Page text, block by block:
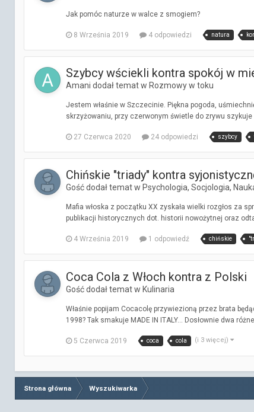
Jak pomóc naturze w walce z smogiem?
8 Września 2019 4 odpowiedzi natura
Szybcy wściekli kontra spokój w
Amani dodał temat w Rozmowy w toku
Jestem właśnie w Szczecinie. Piękna pogoda,
skrzyżowaniu, przy czerwonym świetle do zrywu
27 Czerwca 2020 24 odpowiedzi szybcy
Chińskie "triady" kontra
Gość dodał temat w Psychologia, Socjologia,
Mafia włoska z początku XX zyskała wielki rozgłos za
publikacji historycznych dot. historii nowożytnej oraz
4 Września 2019 1 odpowiedź chińskie
Coca Cola z Włoch kontra z Polski
Gość dodał temat w Kulinaria
Właśnie popijam Cocacolę przywiezioną przez brata
1998? Tak smakuje MADE IN ITALY... Dosłownie dwa
5 Czerwca 2019 coca cola (i 3 więcej)
Strona główna Wyszukiwarka